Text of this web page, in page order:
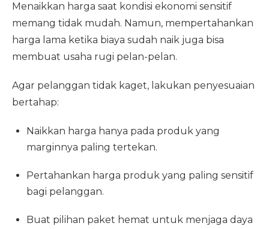
Menaikkan harga saat kondisi ekonomi sensitif
memang tidak mudah. Namun, mempertahankan
harga lama ketika biaya sudah naik juga bisa
membuat usaha rugi pelan-pelan.
Agar pelanggan tidak kaget, lakukan penyesuaian
bertahap:
Naikkan harga hanya pada produk yang
marginnya paling tertekan.
Pertahankan harga produk yang paling sensitif
bagi pelanggan.
Buat pilihan paket hemat untuk menjaga daya